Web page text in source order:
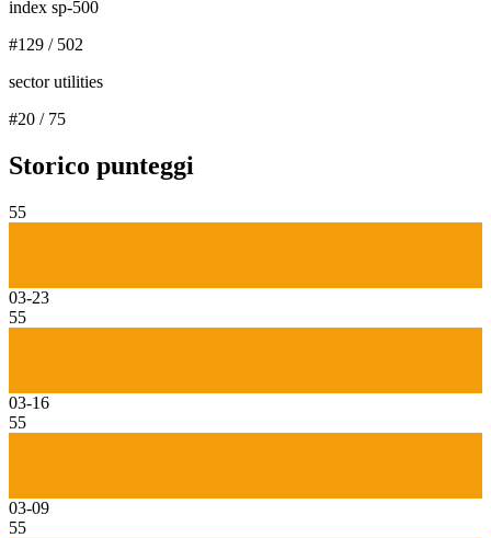
index sp-500
#129 / 502
sector utilities
#20 / 75
Storico punteggi
55
03-23
55
03-16
55
03-09
55